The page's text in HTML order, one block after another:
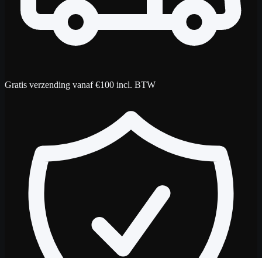
Gratis verzending vanaf €100 incl. BTW